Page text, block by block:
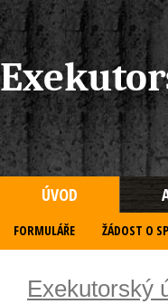
ÚVOD
FORMULÁŘE ŽÁDOST O
Exekutorský